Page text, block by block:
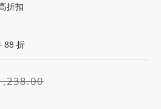
折扣
88 折